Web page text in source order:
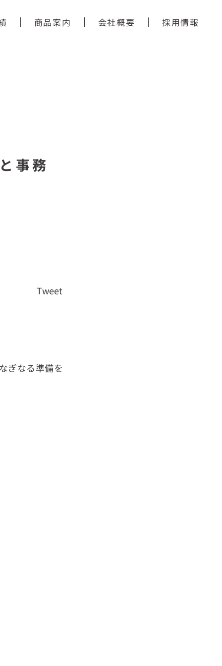
商品案内 会社概要 採用情報
事務
Tweet
ぎなる準備を